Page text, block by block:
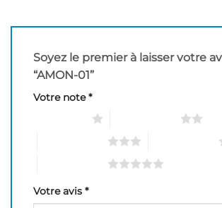
Soyez le premier à laisser votre
“AMON-01”
Votre note*
Votre avis *